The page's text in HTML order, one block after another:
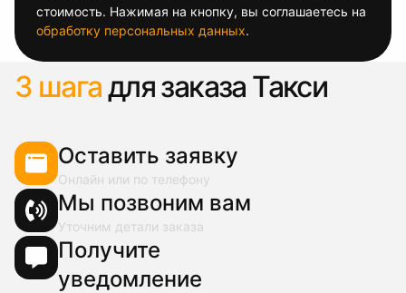
стоимость. Нажимая на кнопку, вы соглашаетесь на
обработку персональных данных.
3 шагадля заказа Такси
Оставить заявку
Онлайн или по телефону
Мы позвоним вам
Уточним детали заказа
Получите
уведомление